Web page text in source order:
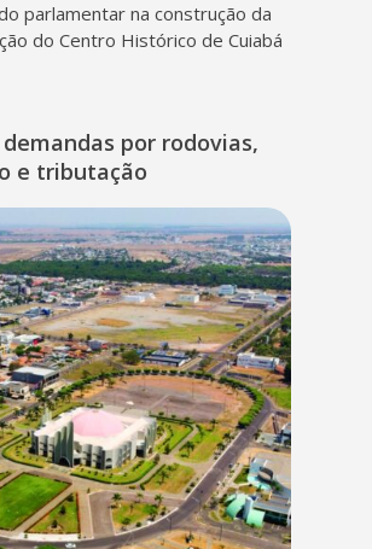
parlamentar na construção da
do Centro Histórico de Cuiabá
por rodovias,
e tributação